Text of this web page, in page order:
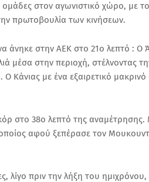
στον αγωνιστικό χώρο, με
πρωτοβουλία των κινήσεων.
άνηκε στην ΑΕΚ στο 21ο λεπτό :
μέσα στην περιοχή,
με ένα εξαιρετικό
στο 38ο λεπτό της
αφού ξεπέρασε τον
λίγο πριν την λήξη του